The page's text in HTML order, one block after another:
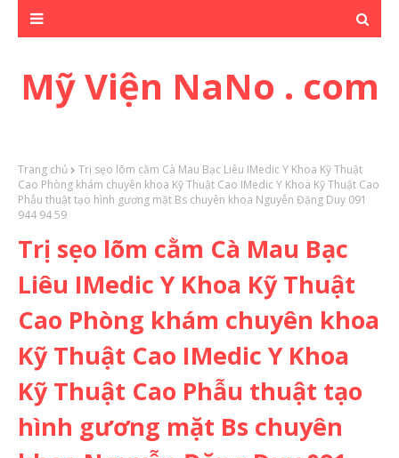
Mỹ Viện NaNo . com
Trang chủ
Trị sẹo lõm cằm Cà Mau Bạc Liêu IMedic Y Khoa Kỹ Thuật
Cao Phòng khám chuyên khoa Kỹ Thuật Cao IMedic Y Khoa Kỹ Thuật Cao
Phẫu thuật tạo hình gương mặt Bs chuyên khoa Nguyễn Đặng Duy 091
944 94 59
Trị sẹo lõm cằm Cà Mau Bạc
Liêu IMedic Y Khoa Kỹ Thuật
Cao Phòng khám chuyên khoa
Kỹ Thuật Cao IMedic Y Khoa
Kỹ Thuật Cao Phẫu thuật tạo
hình gương mặt Bs chuyên